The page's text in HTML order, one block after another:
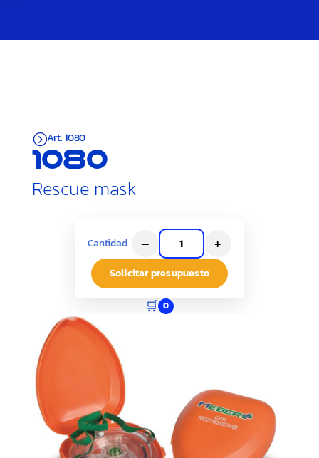
=Art. 1080
1080
Rescue mask
Cantidad – +
Solicitar presupuesto
🛒 0